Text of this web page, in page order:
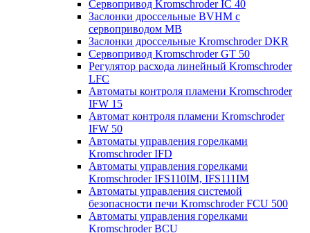
Сервопривод Kromschroder IC 40
Заслонки дроссельные BVHM с
сервоприводом МВ
Заслонки дроссельные Kromschroder DKR
Cервопривод Kromschroder GT 50
Регулятор расхода линейный Kromschroder
LFC
Автоматы контроля пламени Kromschroder
IFW 15
Автомат контроля пламени Kromschroder
IFW 50
Автоматы управления горелками
Kromschroder IFD
Автоматы управления горелками
Kromschroder IFS110IM, IFS111IM
Автоматы управления системой
безопасности печи Kromschroder FCU 500
Автоматы управления горелками
Kromschroder BCU